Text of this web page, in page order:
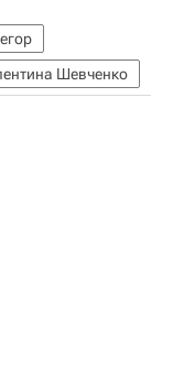
Шевченко